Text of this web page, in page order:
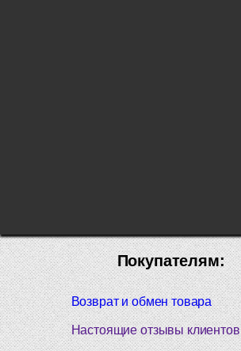
Покупателям:
Возврат и обмен товара
Настоящие отзывы клиентов